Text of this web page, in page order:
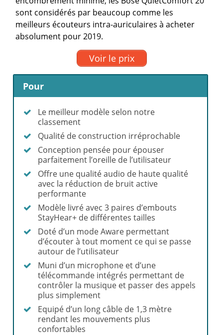
sont considérés par beaucoup comme les
meilleurs écouteurs intra-auriculaires à acheter
absolument pour 2019.
Voir le prix
Pour
Le meilleur modèle selon notre
classement
Qualité de construction irréprochable
Conception pensée pour épouser
parfaitement l’oreille de l’utilisateur
Offre une qualité audio de haute qualité
avec la réduction de bruit active
performante
Modèle livré avec 3 paires d’embouts
StayHear+ de différentes tailles
Doté d’un mode Aware permettant
d’écouter à tout moment ce qui se passe
autour de l’utilisateur
Muni d’un microphone et d’une
télécommande intégrés permettant de
contrôler la musique et passer des appels
plus simplement
Equipé d’un long câble de 1,3 mètre
rendant les mouvements plus
confortables